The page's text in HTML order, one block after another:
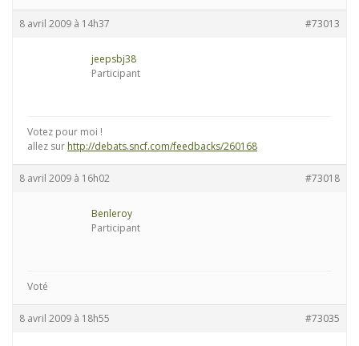
8 avril 2009 à 14h37 #73013
jeepsbj38
Participant
Votez pour moi !
allez sur http://debats.sncf.com/feedbacks/260168
8 avril 2009 à 16h02 #73018
Benleroy
Participant
Voté
8 avril 2009 à 18h55 #73035